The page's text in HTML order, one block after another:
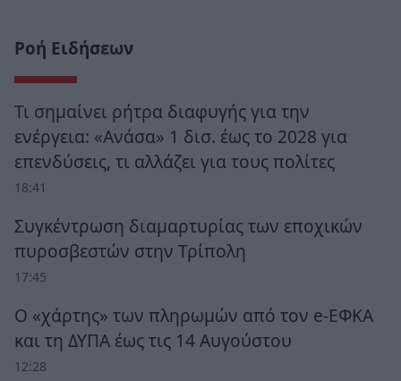
Ροή Ειδήσεων
Τι σημαίνει ρήτρα διαφυγής για την
ενέργεια: «Ανάσα» 1 δισ. έως το 2028 για
επενδύσεις, τι αλλάζει για τους πολίτες
18:41
Συγκέντρωση διαμαρτυρίας των εποχικών
πυροσβεστών στην Τρίπολη
17:45
Ο «χάρτης» των πληρωμών από τον e-ΕΦΚΑ
και τη ΔΥΠΑ έως τις 14 Αυγούστου
12:28